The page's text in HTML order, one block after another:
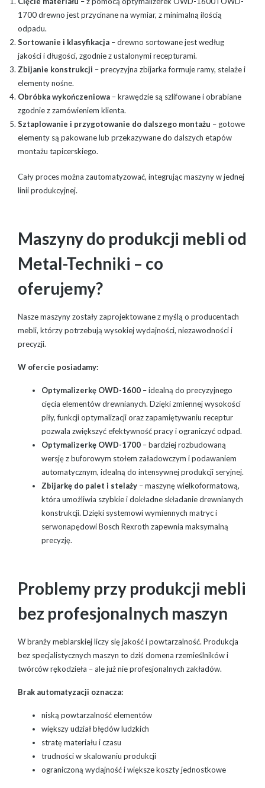
1700 drewno jest przycinane na wymiar, z minimalną ilością
odpadu.
Sortowanie i klasyfikacja – drewno sortowane jest według
jakości i długości, zgodnie z ustalonymi recepturami.
Zbijanie konstrukcji – precyzyjna zbijarka formuje ramy, stelaże i
elementy nośne.
Obróbka wykończeniowa – krawędzie są szlifowane i obrabiane
zgodnie z zamówieniem klienta.
Sztaplowanie i przygotowanie do dalszego montażu – gotowe
elementy są pakowane lub przekazywane do dalszych etapów
montażu tapicerskiego.
Cały proces można zautomatyzować, integrując maszyny w jednej
linii produkcyjnej.
Maszyny do produkcji mebli od
Metal-Techniki – co
oferujemy?
Nasze maszyny zostały zaprojektowane z myślą o producentach
mebli, którzy potrzebują wysokiej wydajności, niezawodności i
precyzji.
W ofercie posiadamy:
Optymalizerkę OWD-1600 – idealną do precyzyjnego
cięcia elementów drewnianych. Dzięki zmiennej wysokości
piły, funkcji optymalizacji oraz zapamiętywaniu receptur
pozwala zwiększyć efektywność pracy i ograniczyć odpad.
Optymalizerkę OWD-1700 – bardziej rozbudowaną
wersję z buforowym stołem załadowczym i podawaniem
automatycznym, idealną do intensywnej produkcji seryjnej.
Zbijarkę do palet i stelaży – maszynę wielkoformatową,
która umożliwia szybkie i dokładne składanie drewnianych
konstrukcji. Dzięki systemowi wymiennych matryc i
serwonapędowi Bosch Rexroth zapewnia maksymalną
precyzję.
Problemy przy produkcji mebli
bez profesjonalnych maszyn
W branży meblarskiej liczy się jakość i powtarzalność. Produkcja
bez specjalistycznych maszyn to dziś domena rzemieślników i
twórców rękodzieła – ale już nie profesjonalnych zakładów.
Brak automatyzacji oznacza:
niską powtarzalność elementów
większy udział błędów ludzkich
stratę materiału i czasu
trudności w skalowaniu produkcji
ograniczoną wydajność i większe koszty jednostkowe